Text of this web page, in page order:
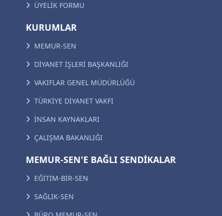
ÜYELİK FORMU
KURUMLAR
MEMUR-SEN
DİYANET İŞLERİ BAŞKANLIĞI
VAKIFLAR GENEL MÜDÜRLÜĞÜ
TÜRKİYE DİYANET VAKFI
İNSAN KAYNAKLARI
ÇALIŞMA BAKANLIĞI
MEMUR-SEN'E BAĞLI SENDİKALAR
EĞİTİM-BİR-SEN
SAĞLIK-SEN